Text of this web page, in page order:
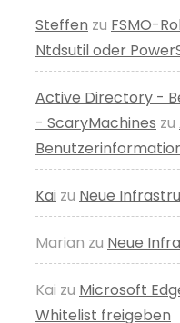
Steffen zu FSMO-
Ntdsutil oder
Active Directory -
- ScaryMachines zu
Kai zu Neue
Marian zu Neue
Kai zu Microsoft
Whitelist freigeben